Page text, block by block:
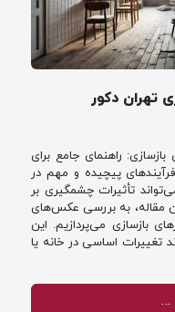
تهران دکور
راهنمای جامع برای
پیچیده و مهم در
تأثیرات چشمگیری بر
مقاله، به بررسی عکس‌های
بازسازی می‌پردازیم. این
تغییرات اساسی در خانه یا
…